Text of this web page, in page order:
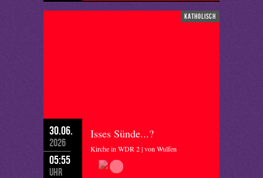
katholisch
30.06.
2026
05:55
Uhr
Isses Sünde...?
Kirche in WDR 2 | von Wulfen